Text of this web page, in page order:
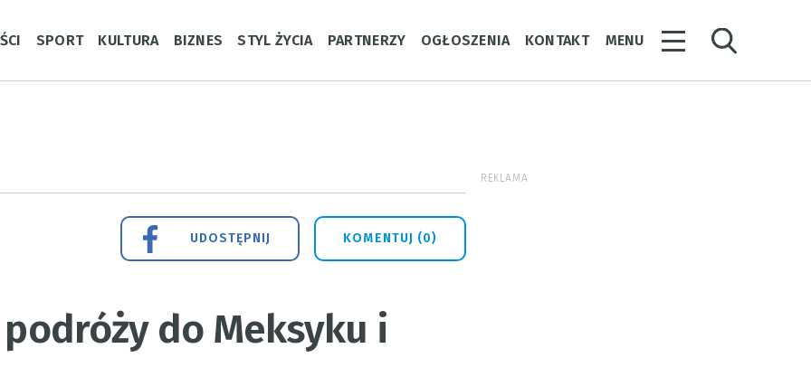
SPORT KULTURA BIZNES STYL ŻYCIA PARTNERZY OGŁOSZENIA KONTAKT MENU
KOMENTUJ (0)
UDOSTĘPNIJ
do Meksyku i
REKLAMA